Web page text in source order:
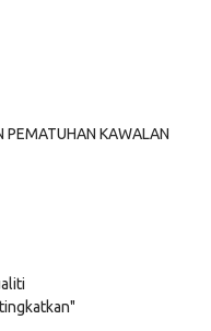
PEMATUHAN KAWALAN